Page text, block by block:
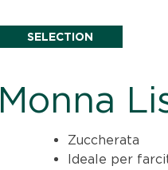
SELECTION
Monna
Zuccherata
Ideale per